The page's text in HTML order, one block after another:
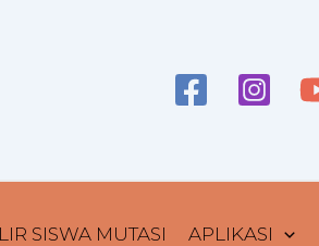
SISWA MUTASI APLIKASI